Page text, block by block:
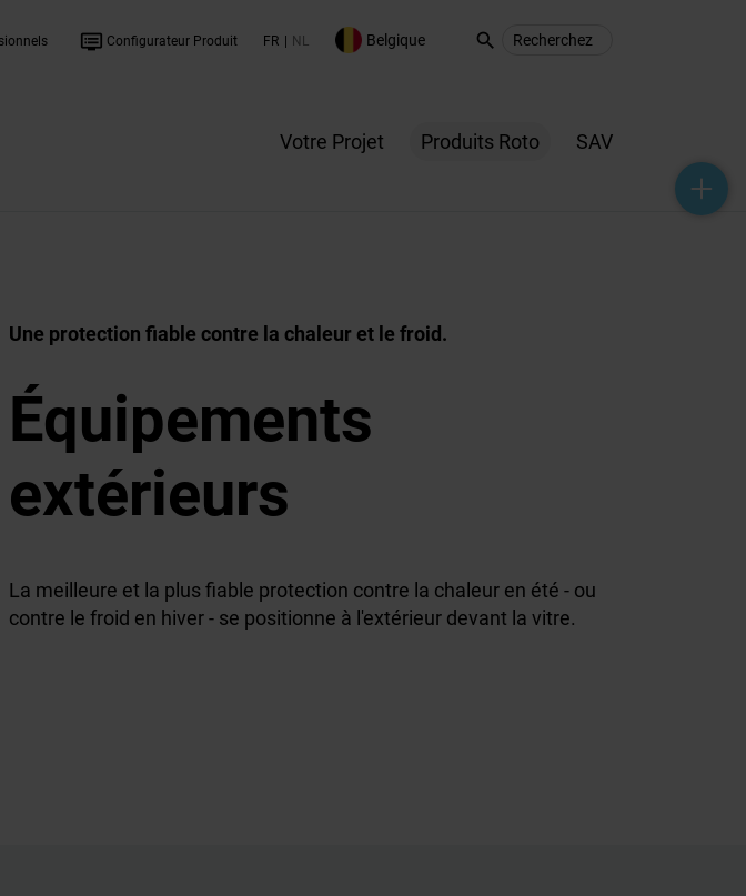
dvr Configurateur Produit FR NL Belgique search
Votre Projet Produits Roto SAV
help_outline
headset_mic
mail_outline
Une protection fiable contre la chaleur et le froid.
Équipements
extérieurs
La meilleure et la plus fiable protection contre la chaleur en été - ou
contre le froid en hiver - se positionne à l'extérieur devant la vitre.